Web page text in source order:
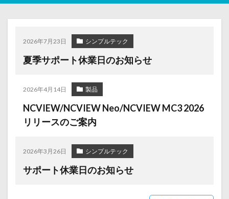
2026年7月23日 シンプルテック
夏季サポート休業日のお知らせ
2026年4月14日 製品
NCVIEW/NCVIEW Neo/NCVIEW MC3 2026
リリースのご案内
2026年3月26日 シンプルテック
サポート休業日のお知らせ